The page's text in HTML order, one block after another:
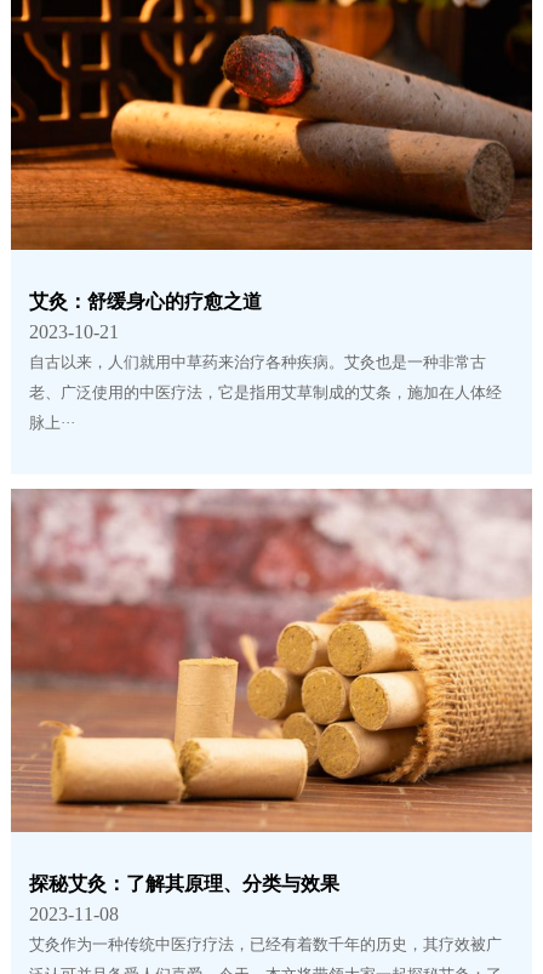
艾灸：舒缓身心的疗愈之道
2023-10-21
自古以来，人们就用中草药来治疗各种疾病。艾灸也是一种非常古
老、广泛使用的中医疗法，它是指用艾草制成的艾条，施加在人体经
脉上···
探秘艾灸：了解其原理、分类与效果
2023-11-08
艾灸作为一种传统中医疗疗法，已经有着数千年的历史，其疗效被广